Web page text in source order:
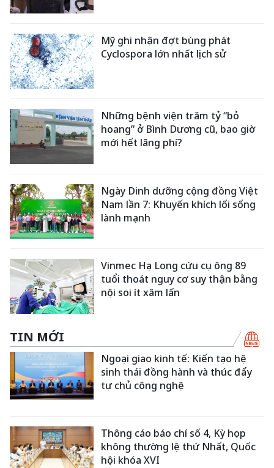
Mỹ ghi nhận đợt bùng phát
Cyclospora lớn nhất lịch sử
Những bệnh viện trăm tỷ “bỏ
hoang” ở Bình Dương cũ, bao giờ
mới hết lãng phí?
Ngày Dinh dưỡng cộng đồng Việt
Nam lần 7: Khuyến khích lối sống
lành mạnh
Vinmec Hạ Long cứu cụ ông 89
tuổi thoát nguy cơ suy thận bằng
nội soi ít xâm lấn
TIN MỚI
Ngoại giao kinh tế: Kiến tạo hệ
sinh thái đồng hành và thúc đẩy
tự chủ công nghệ
Thông cáo báo chí số 4, Kỳ họp
không thường lệ thứ Nhất, Quốc
hội khóa XVI